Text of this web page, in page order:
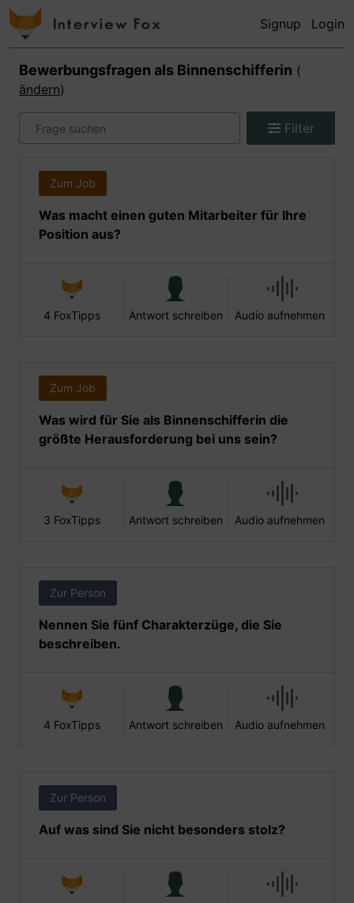
Signup Login
Bewerbungsfragen als Binnenschifferin (
ändern)
Filter
Zum Job
Was macht einen guten Mitarbeiter für Ihre
Position aus?
4 FoxTipps Antwort schreiben Audio aufnehmen
Zum Job
Was wird für Sie als Binnenschifferin die
größte Herausforderung bei uns sein?
3 FoxTipps Antwort schreiben Audio aufnehmen
Zur Person
Nennen Sie fünf Charakterzüge, die Sie
beschreiben.
4 FoxTipps Antwort schreiben Audio aufnehmen
Zur Person
Auf was sind Sie nicht besonders stolz?